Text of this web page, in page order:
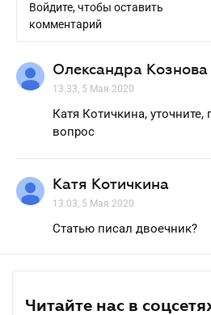
Войдите, чтобы оставить
комментарий
Олександра Кознова
13.33, 5 Мая 2020
Катя Котичкина,
вопрос
Катя Котичкина
13.03, 5 Мая 2020
Статью писал двоечник?
Читайте нас в